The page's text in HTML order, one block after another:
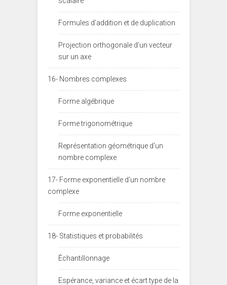
Formules d’addition et de duplication
Projection orthogonale d’un vecteur
sur un axe
16- Nombres complexes
Forme algébrique
Forme trigonométrique
Représentation géométrique d'un
nombre complexe
17- Forme exponentielle d'un nombre
complexe
Forme exponentielle
18- Statistiques et probabilités
Échantillonnage
Espérance, variance et écart type de la